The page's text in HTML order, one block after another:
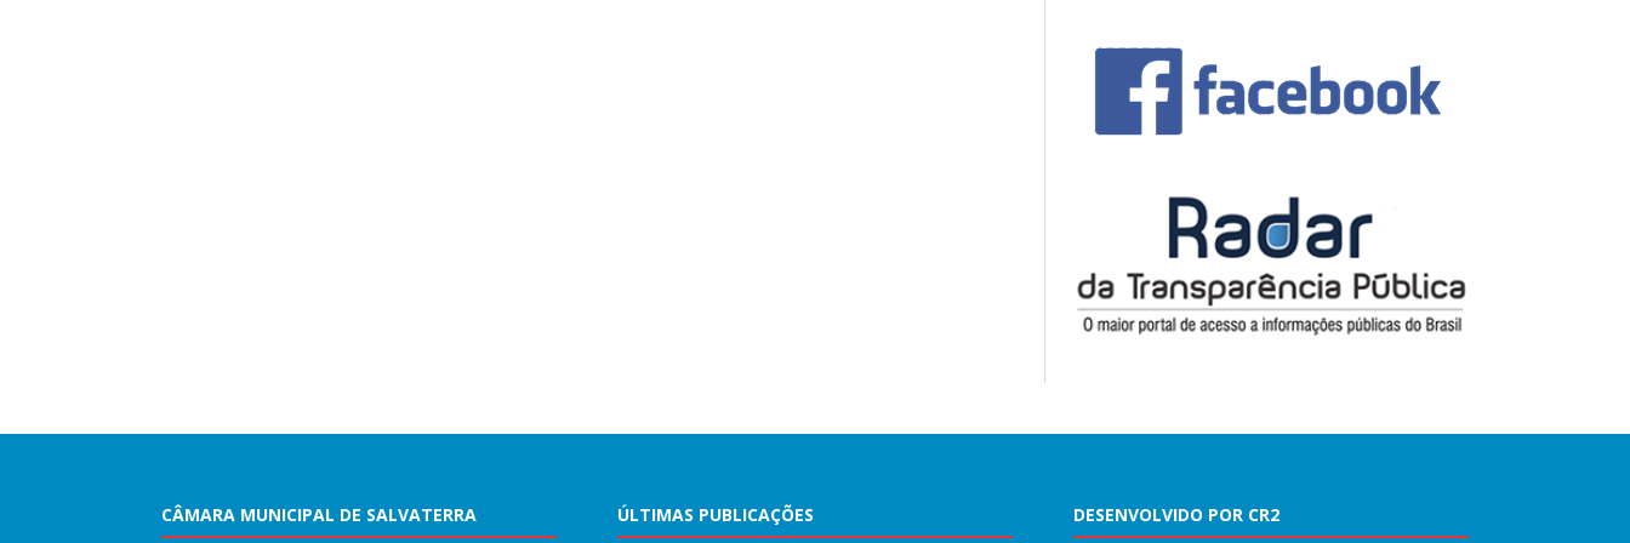
CÂMARA MUNICIPAL DE SALVATERRA ÚLTIMAS PUBLICAÇÕES DESENVOLVIDO POR CR2